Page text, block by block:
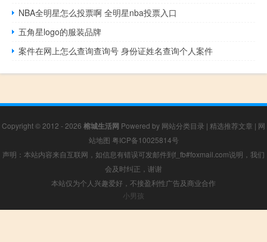
NBA全明星怎么投票啊 全明星nba投票入口
五角星logo的服装品牌
案件在网上怎么查询查询号 身份证姓名查询个人案件
Copyright © 2012 - 2026 榕城生活网 Powered by 网站分类目录 | 精选推荐文章 | 网
站地图 粤ICP备10025814号
声明：本站内容来自互联网，如信息有错误可发邮件到f_fb#foxmail.com说明，我们
会及时纠正，谢谢
本站仅为个人兴趣爱好，不接盈利性广告及商业合作
小男孩